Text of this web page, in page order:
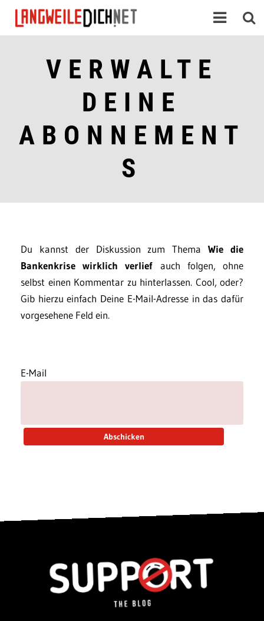
VERWALTE
DEINE
ABONNEMENT
S
Du kannst der Diskussion zum ThemaWie die
Bankenkrise wirklich verlief auch folgen, ohne
selbst einen Kommentar zu hinterlassen. Cool, oder?
Gib hierzu einfach Deine E-Mail-Adresse in das dafür
vorgesehene Feld ein.
E-Mail